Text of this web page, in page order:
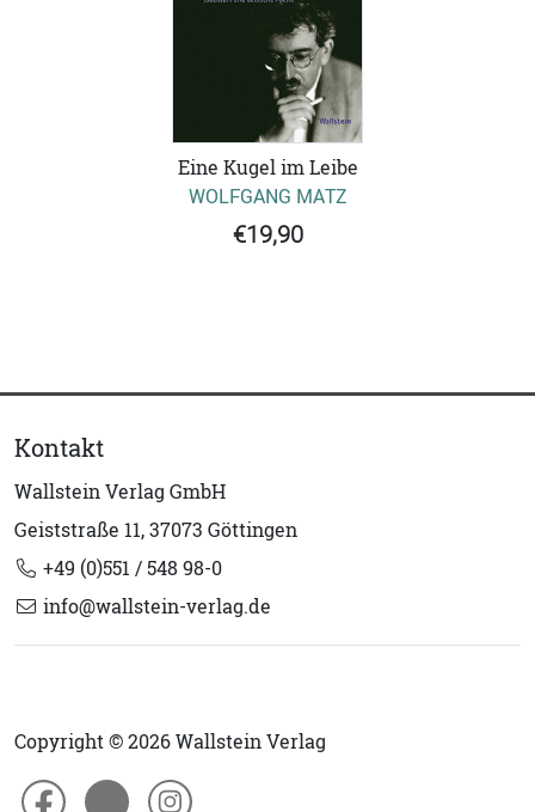
Eine Kugel im Leibe
WOLFGANG MATZ
€19,90
Kontakt
Wallstein Verlag GmbH
Geiststraße 11, 37073 Göttingen
+49 (0)551 / 548 98-0
info@wallstein-verlag.de
Copyright © 2026 Wallstein Verlag